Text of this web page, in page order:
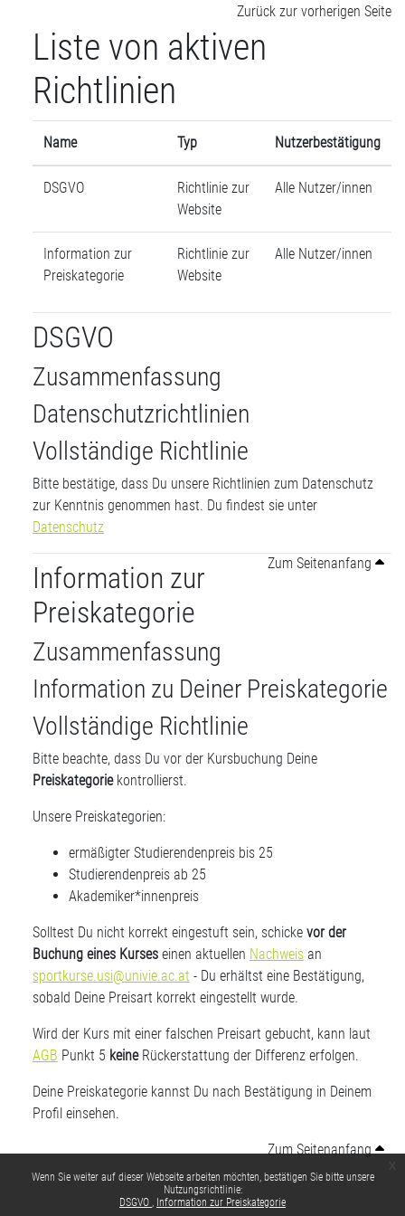
Wenn Sie weiter auf dieser Webseite arbeiten möchten, bestätigen Sie bitte unsere
Nutzungsrichtlinie:
DSGVO
Information zur Preiskategorie
Zurück zur vorherigen Seite
Liste von aktiven
Richtlinien
Name Typ Nutzerbestätigung
DSGVO
Richtlinie zur
Website
Alle Nutzer/innen
Information zur
Preiskategorie
Richtlinie zur
Website
Alle Nutzer/innen
DSGVO
Zusammenfassung
Datenschutzrichtlinien
Vollständige Richtlinie
Bitte bestätige, dass Du unsere Richtlinien zum Datenschutz
zur Kenntnis genommen hast. Du findest sie unter
Datenschutz
Zum Seitenanfang
Information zur
Preiskategorie
Zusammenfassung
Information zu Deiner Preiskategorie
Vollständige Richtlinie
Bitte beachte, dass Du vor der Kursbuchung Deine
Preiskategoriekontrollierst.
Unsere Preiskategorien:
ermäßigter Studierendenpreis bis 25
Studierendenpreis ab 25
Akademiker*innenpreis
Solltest Du nicht korrekt eingestuft sein, schicke vor der
Buchung eines Kurses einen aktuellen Nachweisan
sportkurse.usi@univie.ac.at - Du erhältst eine Bestätigung,
sobald Deine Preisart korrekt eingestellt wurde.
Wird der Kurs mit einer falschen Preisart gebucht, kann laut
AGB Punkt 5 keine Rückerstattung der Differenz erfolgen.
Deine Preiskategorie kannst Du nach Bestätigung in Deinem
Profil einsehen.
Zum Seitenanfang